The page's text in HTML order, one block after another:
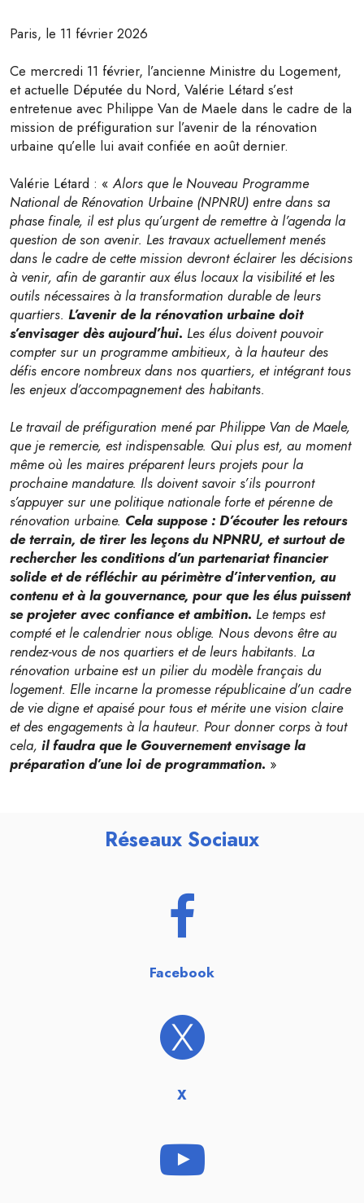
Paris, le 11 février 2026
Ce mercredi 11 février, l’ancienne Ministre du Logement,
et actuelle Députée du Nord, Valérie Létard s’est
entretenue avec Philippe Van de Maele dans le cadre de la
mission de préfiguration sur l’avenir de la rénovation
urbaine qu’elle lui avait confiée en août dernier.
Valérie Létard : «Alors que le Nouveau Programme
National de Rénovation Urbaine (NPNRU) entre dans sa
phase finale, il est plus qu’urgent de remettre à l’agenda la
question de son avenir. Les travaux actuellement menés
dans le cadre de cette mission devront éclairer les décisions
à venir, afin de garantir aux élus locaux la visibilité et les
outils nécessaires à la transformation durable de leurs
quartiers. L’avenir de la rénovation urbaine doit
s’envisager dès aujourd’hui. Les élus doivent pouvoir
compter sur un programme ambitieux, à la hauteur des
défis encore nombreux dans nos quartiers, et intégrant tous
les enjeux d’accompagnement des habitants.
Le travail de préfiguration mené par Philippe Van de Maele,
que je remercie, est indispensable. Qui plus est, au moment
même où les maires préparent leurs projets pour la
prochaine mandature. Ils doivent savoir s’ils pourront
s’appuyer sur une politique nationale forte et pérenne de
rénovation urbaine. Cela suppose : D’écouter les retours
de terrain, de tirer les leçons du NPNRU, et surtout de
rechercher les conditions d’un partenariat financier
solide et de réfléchir au périmètre d’intervention, au
contenu et à la gouvernance, pour que les élus puissent
se projeter avec confiance et ambition. Le temps est
compté et le calendrier nous oblige. Nous devons être au
rendez-vous de nos quartiers et de leurs habitants. La
rénovation urbaine est un pilier du modèle français du
logement. Elle incarne la promesse républicaine d’un cadre
de vie digne et apaisé pour tous et mérite une vision claire
et des engagements à la hauteur. Pour donner corps à tout
cela, il faudra que le Gouvernement envisage la
préparation d’une loi de programmation. »
Réseaux Sociaux
Facebook
X